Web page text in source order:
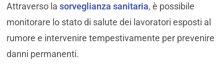
Attraverso la sorveglianza sanitaria, è possibile
monitorare lo stato di salute dei lavoratori esposti al
rumore e intervenire tempestivamente per prevenire
danni permanenti.